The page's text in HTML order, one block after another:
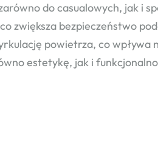
do casualowych, jak i
zwiększa bezpieczeństwo
powietrza, co wpływa
estetykę, jak i